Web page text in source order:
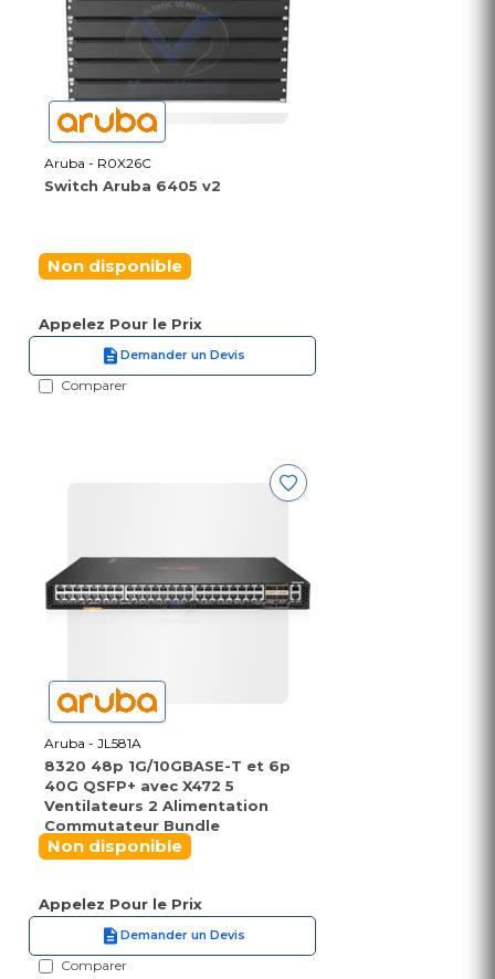
Aruba - R0X26C
Switch Aruba 6405 v2
Non disponible
Appelez Pour le Prix
Demander un Devis
Comparer
Aruba - JL581A
8320 48p 1G/10GBASE-T et 6p
40G QSFP+ avec X472 5
Ventilateurs 2 Alimentation
Commutateur Bundle
Non disponible
Appelez Pour le Prix
Demander un Devis
Comparer